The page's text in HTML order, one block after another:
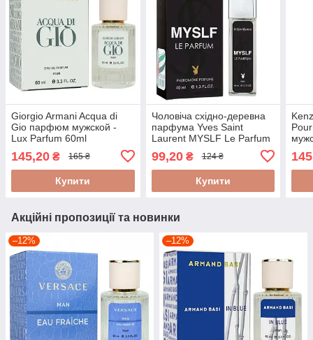
Giorgio Armani Acqua di
Gio парфюм мужской -
Lux Parfum 60ml
145,20 ₴ 165 ₴
Купити
Чоловіча східно-деревна
парфума Yves Saint
Laurent MYSLF Le Parfum
- Pheromone Parfum 40ml
99,20₴ 124 ₴
Купити
Акційні пропозиції та новинки
–12% –12%